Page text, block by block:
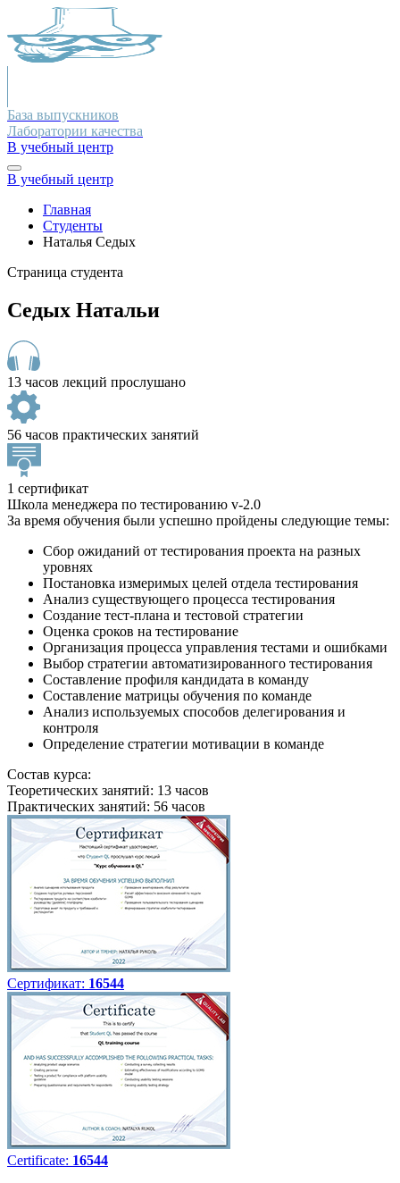
База выпускников
Лаборатории качества
В учебный центр
В учебный центр
Главная
Студенты
Наталья Седых
Страница студента
Седых Натальи
13 часов лекций прослушано
56 часов практических занятий
1 сертификат
Школа менеджера по тестированию v-2.0
За время обучения были успешно пройдены следующие темы:
Сбор ожиданий от тестирования проекта на разных
уровнях
Постановка измеримых целей отдела тестирования
Анализ существующего процесса тестирования
Создание тест-плана и тестовой стратегии
Оценка сроков на тестирование
Организация процесса управления тестами и ошибками
Выбор стратегии автоматизированного тестирования
Составление профиля кандидата в команду
Составление матрицы обучения по команде
Анализ используемых способов делегирования и
контроля
Определение стратегии мотивации в команде
Состав курса:
Теоретических занятий: 13 часов
Практических занятий: 56 часов
Сертификат: 16544
Certificate: 16544